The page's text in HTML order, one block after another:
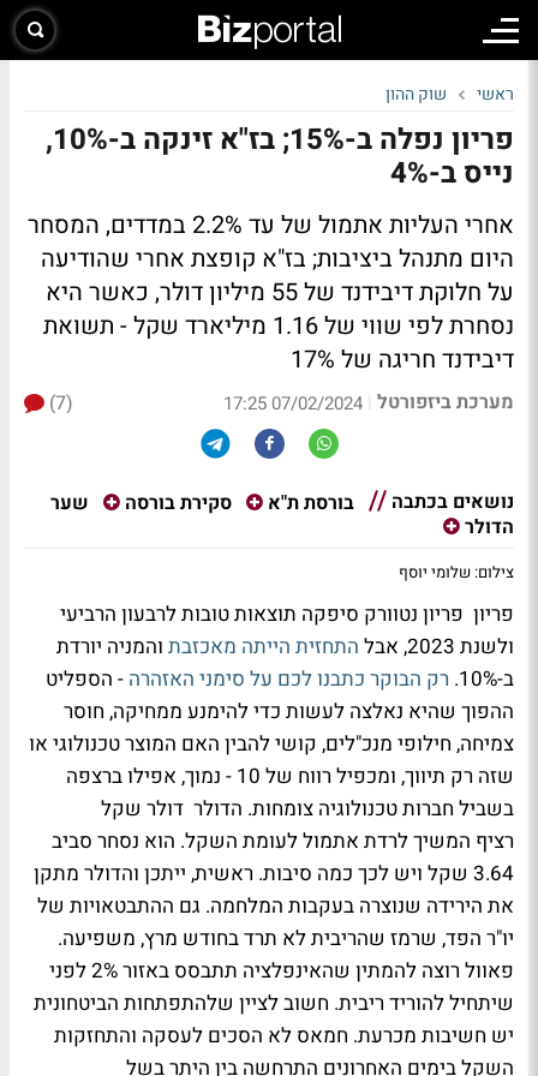
ראשי שוק ההון
פריון נפלה ב-15%; בז"א זינקה ב-10%,
נייס ב-4%
אחרי העליות אתמול של עד 2.2% במדדים, המסחר
היום מתנהל ביציבות; בז"א קופצת אחרי שהודיעה
על חלוקת דיבידנד של 55 מיליון דולר, כאשר היא
נסחרת לפי שווי של 1.16 מיליארד שקל - תשואת
דיבידנד חריגה של 17%
מערכת ביזפורטל |
07/02/2024 17:25
(7)
נושאים בכתבה בורסת ת"א סקירת בורסה
שער
הדולר
צילום: שלומי יוסף
פריון פריון נטוורק סיפקה תוצאות טובות לרבעון הרביעי
ולשנת 2023, אבל
התחזית הייתה מאכזבת והמניה יורדת
ב-10%.
רק הבוקר כתבנו לכם על סימני האזהרה - הספליט
ההפוך שהיא נאלצה לעשות כדי להימנע ממחיקה, חוסר
צמיחה, חילופי מנכ"לים, קושי להבין האם המוצר טכנולוגי או
שזה רק תיווך, ומכפיל רווח של 10 - נמוך, אפילו ברצפה
בשביל חברות טכנולוגיה צומחות. הדולר דולר שקל
רציף המשיך לרדת אתמול לעומת השקל. הוא נסחר סביב
3.64 שקל ויש לכך כמה סיבות. ראשית, ייתכן והדולר מתקן
את הירידה שנוצרה בעקבות המלחמה. גם ההתבטאויות של
יו"ר הפד, שרמז שהריבית לא תרד בחודש מרץ, משפיעה.
פאוול רוצה להמתין שהאינפלציה תתבסס באזור 2% לפני
שיתחיל להוריד ריבית. חשוב לציין שלהתפתחות הביטחונית
יש חשיבות מכרעת. חמאס לא הסכים לעסקה והתחזקות
השקל בימים האחרונים התרחשה בין היתר בשל